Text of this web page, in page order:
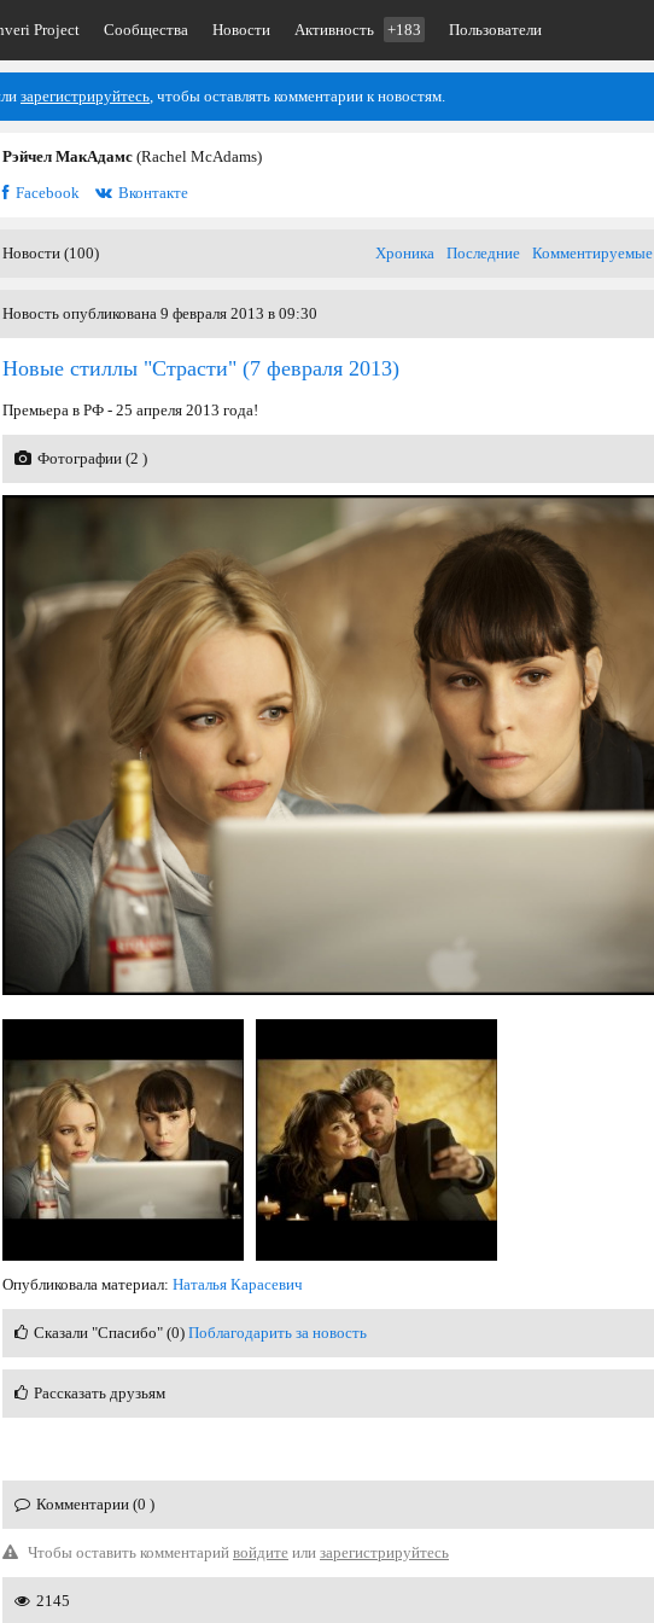
Project Сообщества Новости Активность +183 Пользователи
зарегистрируйтесь, чтобы оставлять комментарии к новостям.
Рэйчел МакАдамс (Rachel McAdams)
Facebook
Вконтакте
Новости (100) Хроника Последние Комментируемые
Новость опубликована 9 февраля 2013 в 09:30
Новые стиллы "Страсти" (7 февраля 2013)
Премьера в РФ - 25 апреля 2013 года!
Фотографии (2 )
Опубликовала материал: Наталья Карасевич
Сказали "Спасибо" (0) Поблагодарить за новость
Рассказать друзьям
Комментарии (0 )
Чтобы оставить комментарий войдите или зарегистрируйтесь
2145